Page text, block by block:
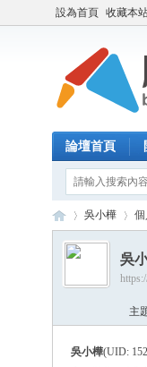
設為首頁 收藏本
論壇首頁
›
吳小樺
吳
主
吳小樺(UID: